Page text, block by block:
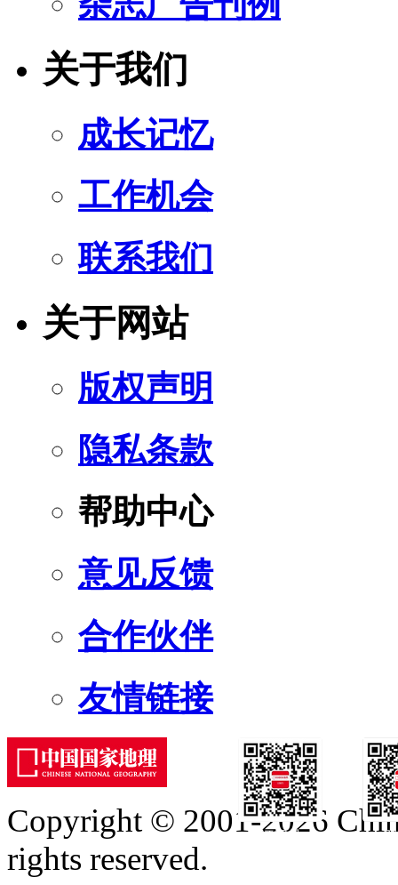
关于我们
成长记忆
工作机会
联系我们
关于网站
版权声明
隐私条款
帮助中心
意见反馈
合作伙伴
友情链接
订阅号
Copyright © 2001-2026
rights reserved.